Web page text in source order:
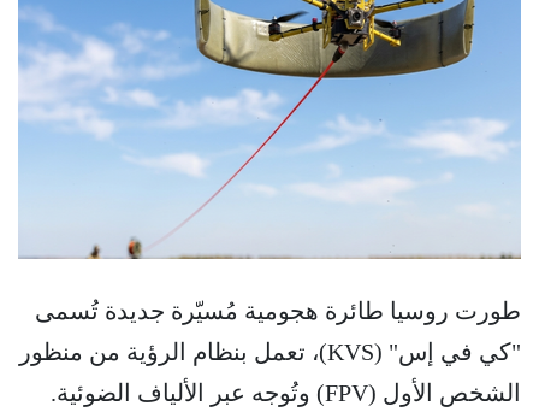
طورت روسيا طائرة هجومية مُسيّرة جديدة تُسمى
"كي في إس" (KVS)، تعمل بنظام الرؤية من منظور
الشخص الأول (FPV) وتُوجه عبر الألياف الضوئية.